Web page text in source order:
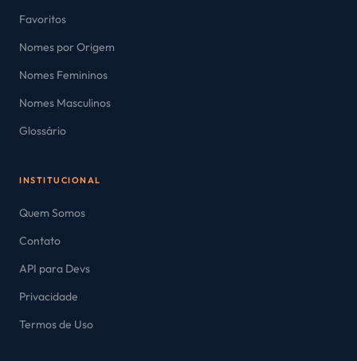
Favoritos
Nomes por Origem
Nomes Femininos
Nomes Masculinos
Glossário
INSTITUCIONAL
Quem Somos
Contato
API para Devs
Privacidade
Termos de Uso